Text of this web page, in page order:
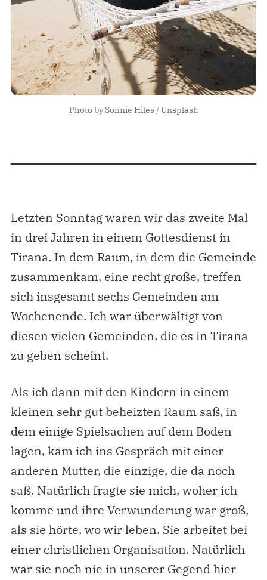
Photo by Sonnie Hiles / Unsplash
Letzten Sonntag waren wir das zweite Mal
in drei Jahren in einem Gottesdienst in
Tirana. In dem Raum, in dem die Gemeinde
zusammenkam, eine recht große, treffen
sich insgesamt sechs Gemeinden am
Wochenende. Ich war überwältigt von
diesen vielen Gemeinden, die es in Tirana
zu geben scheint.
Als ich dann mit den Kindern in einem
kleinen sehr gut beheizten Raum saß, in
dem einige Spielsachen auf dem Boden
lagen, kam ich ins Gespräch mit einer
anderen Mutter, die einzige, die da noch
saß. Natürlich fragte sie mich, woher ich
komme und ihre Verwunderung war groß,
als sie hörte, wo wir leben. Sie arbeitet bei
einer christlichen Organisation. Natürlich
war sie noch nie in unserer Gegend hier